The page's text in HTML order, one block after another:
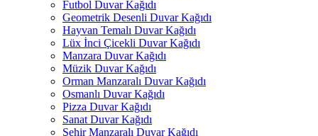
Futbol Duvar Kağıdı
Geometrik Desenli Duvar Kağıdı
Hayvan Temalı Duvar Kağıdı
Lüx İnci Çicekli Duvar Kağıdı
Manzara Duvar Kağıdı
Müzik Duvar Kağıdı
Orman Manzaralı Duvar Kağıdı
Osmanlı Duvar Kağıdı
Pizza Duvar Kağıdı
Sanat Duvar Kağıdı
Şehir Manzaralı Duvar Kağıdı